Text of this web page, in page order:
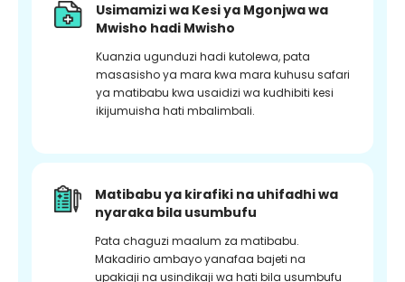
Usimamizi wa Kesi ya Mgonjwa wa
Mwisho hadi Mwisho
Kuanzia ugunduzi hadi kutolewa, pata
masasisho ya mara kwa mara kuhusu safari
ya matibabu kwa usaidizi wa kudhibiti kesi
ikijumuisha hati mbalimbali.
Matibabu ya kirafiki na uhifadhi wa
nyaraka bila usumbufu
Pata chaguzi maalum za matibabu.
Makadirio ambayo yanafaa bajeti na
upakiaji na usindikaji wa hati bila usumbufu